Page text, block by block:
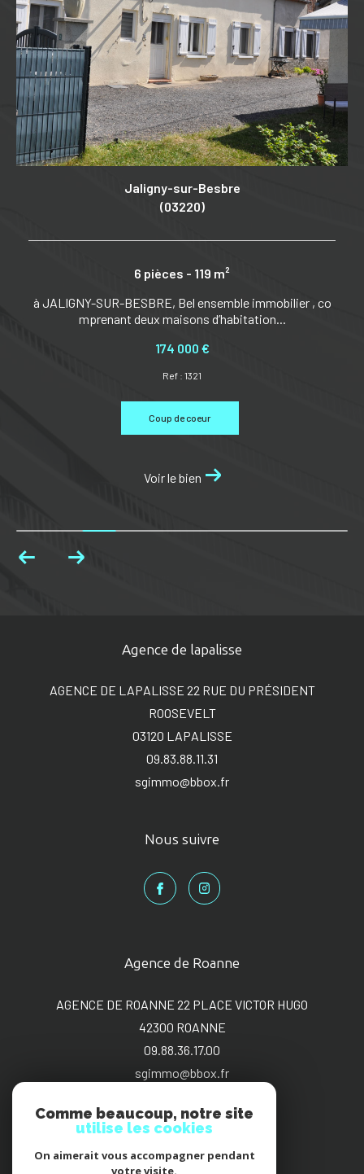
Jaligny-sur-Besbre
(03220)
6 pièces - 119 m²
à JALIGNY-SUR-BESBRE, Bel ensemble immobilier , co
mprenant deux maisons d’habitation...
174 000 €
Ref : 1321
Coup de coeur
Voir le bien
Agence de Roanne
AGENCE DE ROANNE 22 PLACE VICTOR HUGO
42300
ROANNE
09.88.36.17.00
sgimmo@bbox.fr
Agence de lapalisse
AGENCE DE LAPALISSE 22 RUE DU PRÉSIDENT
ROOSEVELT
03120
LAPALISSE
09.83.88.11.31
sgimmo@bbox.fr
Nous suivre
Adhérents
Comme beaucoup, notre site
utilise les cookies
On aimerait vous accompagner pendant
votre visite.